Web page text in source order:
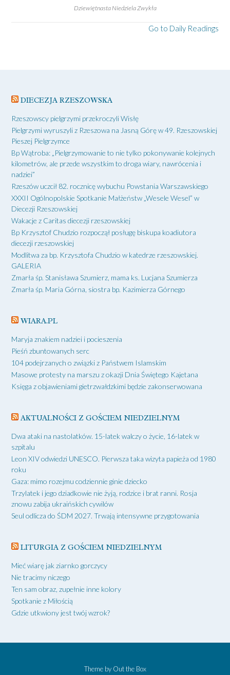
Dziewiętnasta Niedziela Zwykła
Go to Daily Readings
DIECEZJA RZESZOWSKA
Rzeszowscy pielgrzymi przekroczyli Wisłę
Pielgrzymi wyruszyli z Rzeszowa na Jasną Górę w 49. Rzeszowskiej
Pieszej Pielgrzymce
Bp Wątroba: „Pielgrzymowanie to nie tylko pokonywanie kolejnych
kilometrów, ale przede wszystkim to droga wiary, nawrócenia i
nadziei”
Rzeszów uczcił 82. rocznicę wybuchu Powstania Warszawskiego
XXXII Ogólnopolskie Spotkanie Małżeństw „Wesele Wesel” w
Diecezji Rzeszowskiej
Wakacje z Caritas diecezji rzeszowskiej
Bp Krzysztof Chudzio rozpoczął posługę biskupa koadiutora
diecezji rzeszowskiej
Modlitwa za bp. Krzysztofa Chudzio w katedrze rzeszowskiej.
GALERIA
Zmarła śp. Stanisława Szumierz, mama ks. Lucjana Szumierza
Zmarła śp. Maria Górna, siostra bp. Kazimierza Górnego
WIARA.PL
Maryja znakiem nadziei i pocieszenia
Pieśń zbuntowanych serc
104 podejrzanych o związki z Państwem Islamskim
Masowe protesty na marszu z okazji Dnia Świętego Kajetana
Księga z objawieniami gietrzwałdzkimi będzie zakonserwowana
AKTUALNOŚCI Z GOŚCIEM NIEDZIELNYM
Dwa ataki na nastolatków. 15-latek walczy o życie, 16-latek w
szpitalu
Leon XIV odwiedzi UNESCO. Pierwsza taka wizyta papieża od 1980
roku
Gaza: mimo rozejmu codziennie ginie dziecko
Trzylatek i jego dziadkowie nie żyją, rodzice i brat ranni. Rosja
znowu zabija ukraińskich cywilów
Seul odlicza do ŚDM 2027. Trwają intensywne przygotowania
LITURGIA Z GOŚCIEM NIEDZIELNYM
Mieć wiarę jak ziarnko gorczycy
Nie tracimy niczego
Ten sam obraz, zupełnie inne kolory
Spotkanie z Miłością
Gdzie utkwiony jest twój wzrok?
Theme by Out the Box